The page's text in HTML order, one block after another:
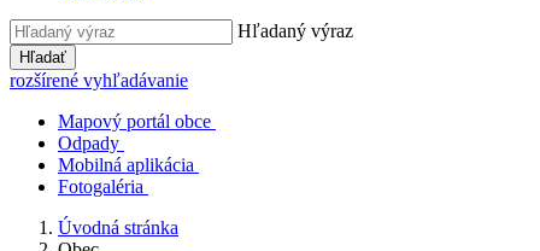
Hľadaný výraz
Hľadať
rozšírené vyhľadávanie
Mapový portál obce
Odpady
Mobilná aplikácia
Fotogaléria
Úvodná stránka